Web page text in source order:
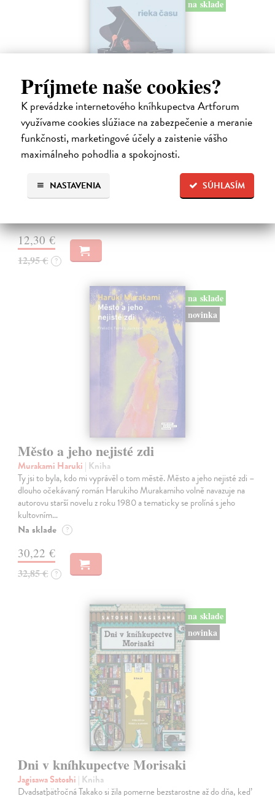
Príjmete naše cookies?
K prevádzke internetového kníhkupectva Artforum
využívame cookies slúžiace na zabezpečenie a meranie
funkčnosti, marketingové účely a zaistenie vášho
maximálneho pohodlia a spokojnosti.
SÚHLASÍM
NASTAVENIA
na sklade
Rieka času
| Kniha
Pascal Mercier bol vždy majstrom filozofického rozprávania. Romány
Nočný vlak do Lisabonu či Váha slov podnietili milióny čitateľov k
zamysleniu sa nad veľkými témami, ako sú identita, sloboda, čas či…
12,30 €
12,95 € ?
na sklade
novinka
Město a jeho nejisté zdi
Murakami Haruki | Kniha
Ty jsi to byla, kdo mi vyprávěl o tom městě. Město a jeho nejisté zdi –
dlouho očekávaný román Harukiho Murakamiho volně navazuje na
autorovu starší novelu z roku 1980 a tematicky se prolíná s jeho
kultovním…
Na sklade ?
30,22 €
32,85 € ?
na sklade
novinka
Dni v kníhkupectve Morisaki
Jagisawa Satoshi | Kniha
Dvadsaťpäťročná Takako si žila pomerne bezstarostne až do dňa, keď